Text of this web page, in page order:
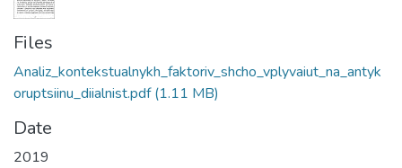
Files
Analiz_kontekstualnykh_faktoriv_shcho_vplyvaiut_na_antyk
oruptsiinu_diialnist.pdf(1.11 MB)
Date
2019